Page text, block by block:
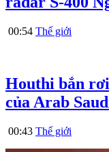
00:54 Thế giới
Houthi bắn
của Arab
00:43 Thế giới